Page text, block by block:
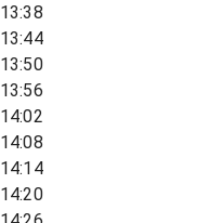
13:38
13:44
13:50
13:56
14:02
14:08
14:14
14:20